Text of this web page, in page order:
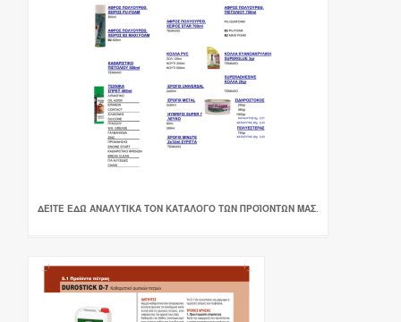
ΔΕΊΤΕ ΕΔΏ ΑΝΑΛΥΤΙΚΆ ΤΟΝ ΚΑΤΆΛΟΓΟ ΤΩΝ ΠΡΟΪΌΝΤΩΝ ΜΑΣ.